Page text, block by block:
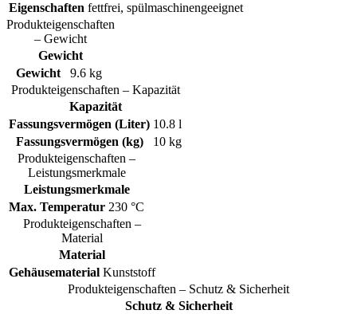
Eigenschaften fettfrei, spülmaschinengeeignet
Produkteigenschaften
– Gewicht
Gewicht
Gewicht
9.6 kg
Produkteigenschaften – Kapazität
Kapazität
Fassungsvermögen (Liter) 10.8 l
Fassungsvermögen (kg)
10 kg
Produkteigenschaften –
Leistungsmerkmale
Leistungsmerkmale
Max. Temperatur 230 °C
Produkteigenschaften –
Material
Material
Gehäusematerial Kunststoff
Produkteigenschaften – Schutz & Sicherheit
Schutz & Sicherheit